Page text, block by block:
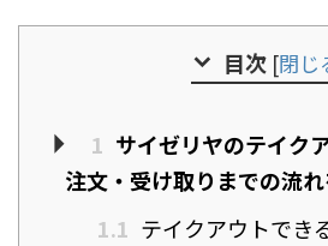
目次 [閉じ
1 サイゼリヤのテイク
注文・受け取りまでの流
1.1 テイクアウトでき